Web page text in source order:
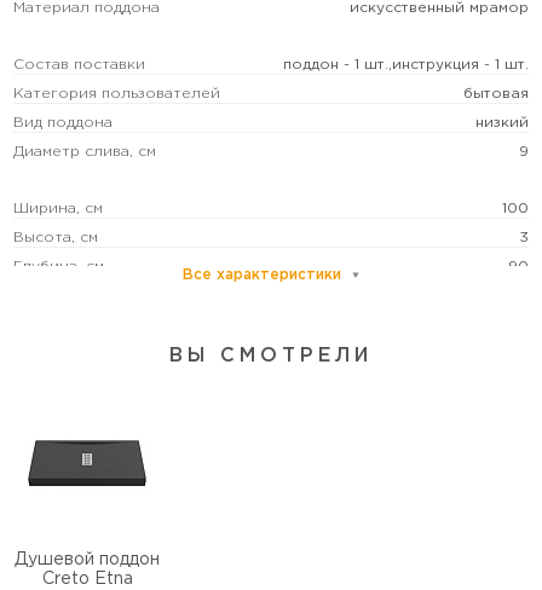
Материал поддона искусственный мрамор
Состав поставки поддон - 1 шт.,инструкция - 1 шт.
Категория пользователей бытовая
Вид поддона низкий
Диаметр слива, см 9
Ширина, см 100
Высота, см 3
Глубина, см 90
Монтаж
Все характеристики
ВЫ СМОТРЕЛИ
Душевой поддон
Creto Etna